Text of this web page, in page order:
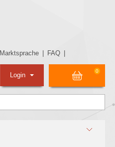
Marktsprache FAQ
0
Login